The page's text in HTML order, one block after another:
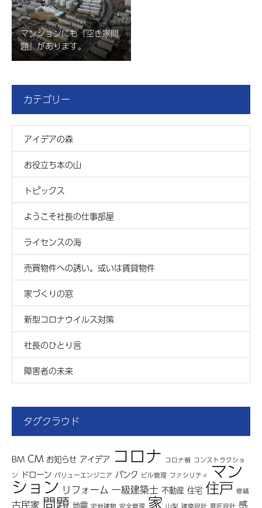
マンションにも『空き家問
題』があります。
カテゴリー
アイデアの森
お役立ち本の山
トピックス
ようこそ社長の仕事部屋
ライセンスの海
売買物件への誘い。或いは賃貸物件
家づくりの窓
新型コロナウイルス対策
社長のひとり言
障害者の未来
タグクラウド
BM CM お知らせ アイデア コロナ コロナ禍 コンストラクショ
ン ドローン バリューエンジニア バンク ビル管理 ファシリティ マン
ション リフォーム 一級建築士 不動産 住宅 住戸 修繕
古民家 問題 地震 宅地建物 安全管理 家 山梨 建築設計 意匠設計 感